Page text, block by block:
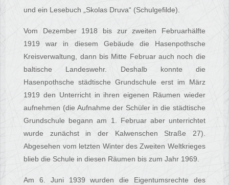
und ein Lesebuch „Skolas Druva“ (Schulgefilde).
Vom Dezember 1918 bis zur zweiten Februarhälfte
1919 war in diesem Gebäude die Hasenpothsche
Kreisverwaltung, dann bis Mitte Februar auch noch die
baltische Landeswehr. Deshalb konnte die
Hasenpothsche städtische Grundschule erst im März
1919 den Unterricht in ihren eigenen Räumen wieder
aufnehmen (die Aufnahme der Schüler in die städtische
Grundschule begann am 1. Februar aber unterrichtet
wurde zunächst in der Kalwenschen Straße 27).
Abgesehen vom letzten Winter des Zweiten Weltkrieges
blieb die Schule in diesen Räumen bis zum Jahr 1969.
Am 6. Juni 1939 wurden die Eigentumsrechte des